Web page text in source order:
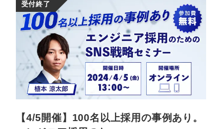
受付終了
【4/5開催】100名以上採用の事例あり。